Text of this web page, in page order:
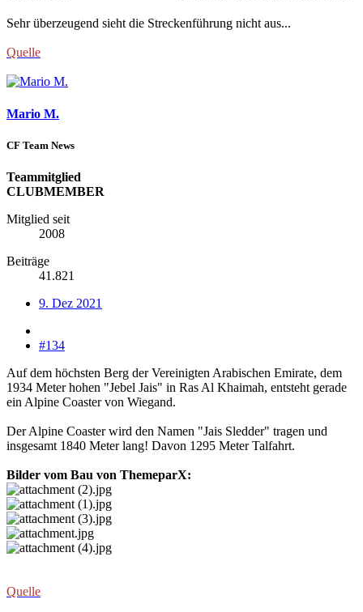
Sehr überzeugend sieht die Streckenführung nicht aus...
Quelle
Mario M.
CF Team News
Teammitglied
CLUBMEMBER
Mitglied seit
2008
Beiträge
41.821
9. Dez 2021
#134
Auf dem höchsten Berg der Vereinigten Arabischen Emirate, dem
1934 Meter hohen "Jebel Jais" in Ras Al Khaimah, entsteht gerade
ein Alpine Coaster von Wiegand.
Der Alpine Coaster wird den Namen "Jais Sledder" tragen und
insgesamt 1840 Meter lang! Davon 1295 Meter Talfahrt.
Bilder vom Bau von ThemeparX:
Quelle